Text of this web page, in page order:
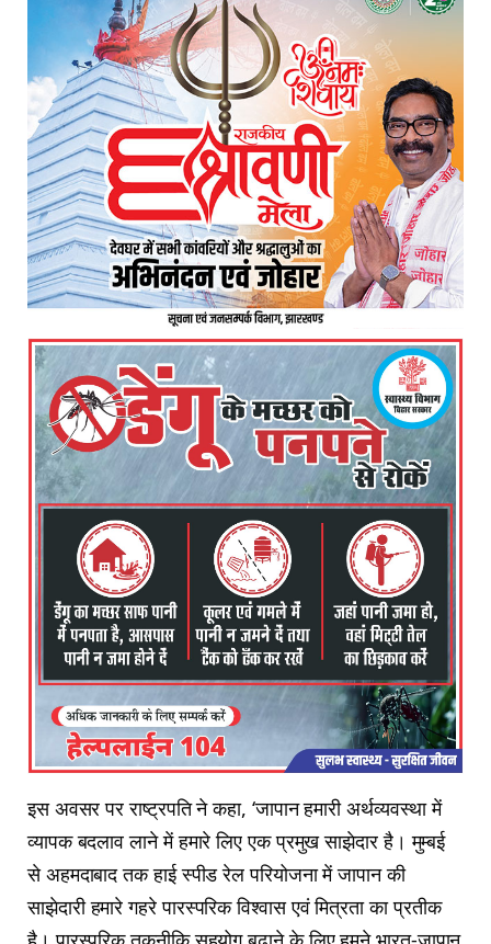
इस अवसर पर राष्‍ट्रपति ने कहा, ‘जापान हमारी अर्थव्‍यवस्‍था में
व्‍यापक बदलाव लाने में हमारे लिए एक प्रमुख साझेदार है। मुम्‍बई
से अहमदाबाद तक हाई स्‍पीड रेल परियोजना में जापान की
साझेदारी हमारे गहरे पारस्‍परिक विश्‍वास एवं मित्रता का प्रतीक